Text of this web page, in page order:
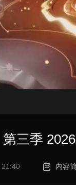
目单 栏目 片库
第三季
内容